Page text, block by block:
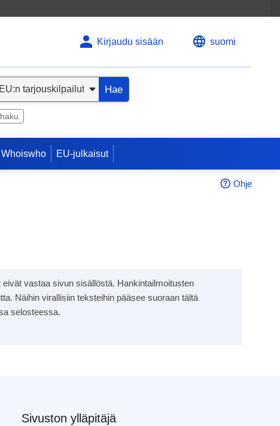
Kirjaudu sisään suomi
Hae
Whoiswho EU-julkaisut
Ohje
vastaa sivun sisällöstä. Hankintailmoitusten
Näihin virallisiin teksteihin pääsee suoraan tältä
selosteessa.
Sivuston ylläpitäjä